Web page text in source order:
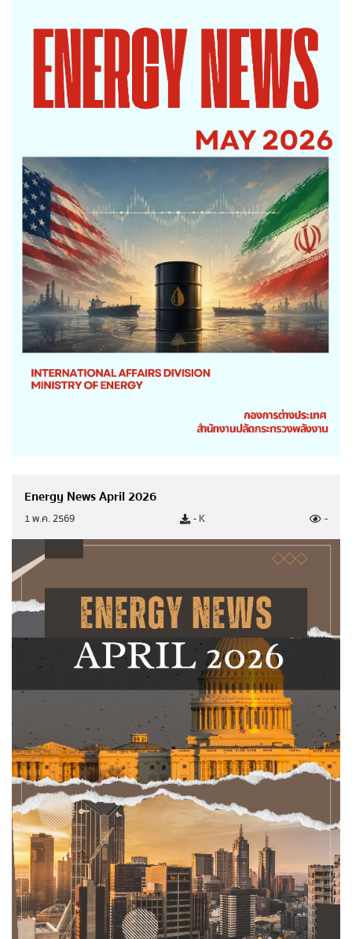
ข่าวสารการติดตามตรวจสอบและประเมินผลภาค
ราชการ (คตป.พน.)
รายงานการติดตามตรวจสอบและประเมินผลภาค
การป้องกันการทุจริต
แผนปฏิบัติการป้องกันการทุจริต
รายงานการกำกับติดตามการดำเนินการป้องกันการ
ทุจริต รอบ 6 เดือน
รายงานผลการดำเนินการป้องกันการทุจริตประจำปี
การประเมินความเสี่ยงการทุจริตประจำปี
การดำเนินการเพื่อจัดการความเสี่ยงการทุจริต
มาตรการส่งเสริมคุณธรรมและความโปร่งใสภายใน
ศูนย์ปฏิบัติการต่อต้านการทุจริต
ข่าวประชาสัมพันธ์ ศูนย์ปฏิบัติการต่อต้านการทุจริต
แนวทางการประพฤติปฏิบัติตน ตามพระราชบัญญัติ
มาตรฐานทางจริยธรรม พ.ศ. 2562
ข่าวสารพลังงาน
ข่าวสารรัฐมนตรี
ข่าวและข้อมูลประหยัดพลังงาน
ข่าวกิจกรรมและประชาสัมพันธ์
ข่าวประชาสัมพันธ์
ข่าวสารผู้บริหาร
Energy News April 2026
1 พ.ค. 2569 - K -